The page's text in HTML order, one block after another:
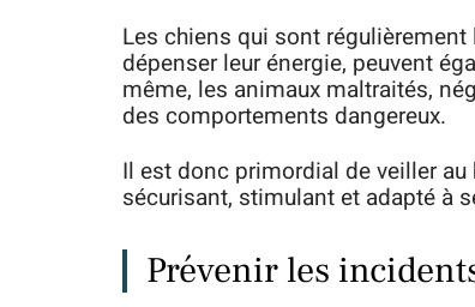
Les chiens qui sont
dépenser leur énergie, peuvent
même, les animaux maltraités,
des comportements dangereux.
Il est donc primordial de veiller
sécurisant, stimulant et adapté à
Prévenir les